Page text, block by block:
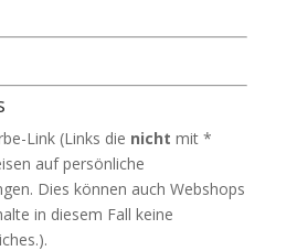
Link (Links die nicht mit *
auf persönliche
Dies können auch Webshops
in diesem Fall keine